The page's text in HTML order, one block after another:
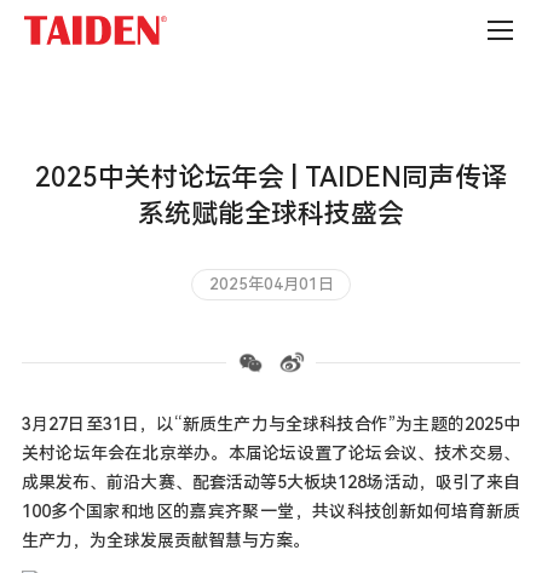
2025中关村论坛年会 | TAIDEN同声传译
系统赋能全球科技盛会
2025年04月01日
3月27日至31日，以“新质生产力与全球科技合作”为主题的2025中
关村论坛年会在北京举办。本届论坛设置了论坛会议、技术交易、
成果发布、前沿大赛、配套活动等5大板块128场活动，吸引了来自
100多个国家和地区的嘉宾齐聚一堂，共议科技创新如何培育新质
生产力，为全球发展贡献智慧与方案。